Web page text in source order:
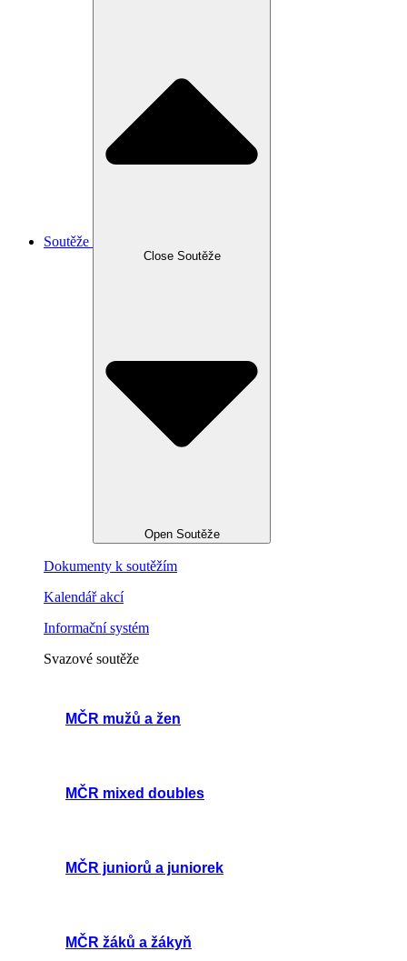
Soutěže
Close Soutěže
Open Soutěže
Dokumenty k soutěžím
Kalendář akcí
Informační systém
Svazové soutěže
MČR mužů a žen
MČR mixed doubles
MČR juniorů a juniorek
MČR žáků a žákyň